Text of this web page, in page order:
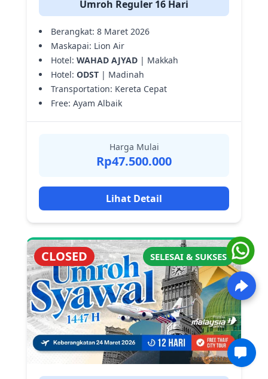
Umroh Reguler 16 Hari
Berangkat: 8 Maret 2026
Maskapai: Lion Air
Hotel: WAHAD AJYAD | Makkah
Hotel: ODST | Madinah
Transportation: Kereta Cepat
Free: Ayam Albaik
Harga Mulai
Rp47.500.000
Lihat Detail
CLOSED SELESAI & SUKSES